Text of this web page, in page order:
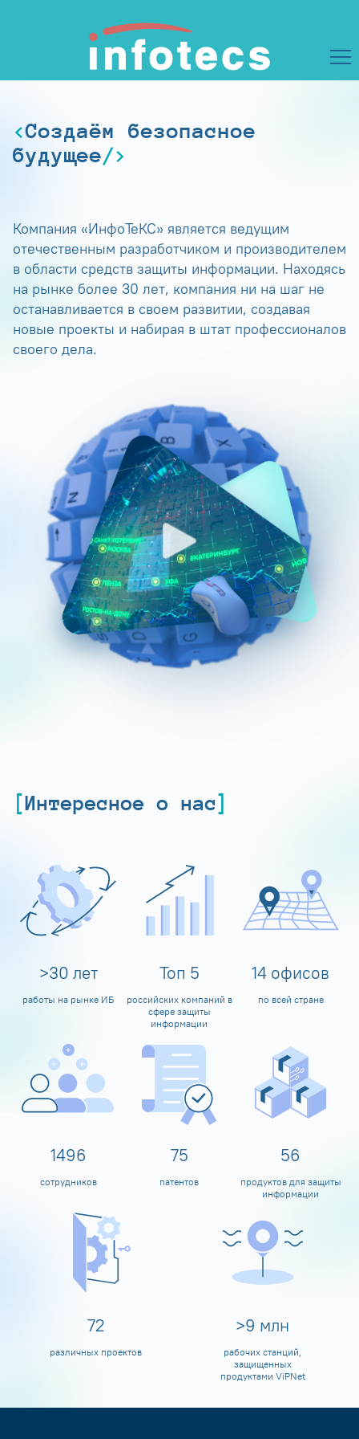
Создаём безопасное
будущее
Компания «ИнфоТеКС» является ведущим
отечественным разработчиком и производителем
в области средств защиты информации. Находясь
на рынке более 30 лет, компания ни на шаг не
останавливается в своем развитии, создавая
новые проекты и набирая в штат профессионалов
своего дела.
Интересное о нас
>30 лет
работы на рынке ИБ
Топ 5
российских компаний в
сфере защиты
информации
14 офисов
по всей стране
1600
сотрудников
80
патентов
60
продуктов для защиты
информации
80
различных проектов
>10 млн
рабочих станций,
защищенных
продуктами ViPNet